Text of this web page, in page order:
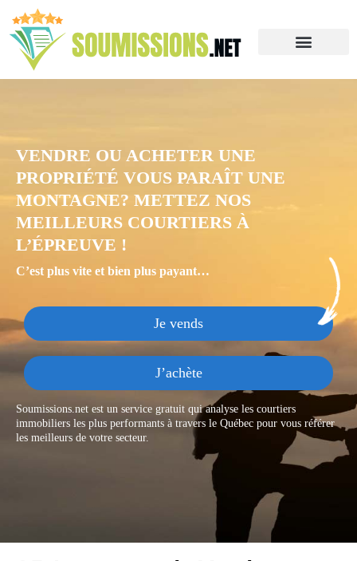
VENDRE OU ACHETER UNE
PROPRIÉTÉ VOUS PARAÎT UNE
MONTAGNE? METTEZ NOS
MEILLEURS COURTIERS À
L’ÉPREUVE !
C’est plus vite et bien plus payant…
Je vends
J’achète
Soumissions.net est un service gratuit qui analyse les courtiers
immobiliers les plus performants à travers le Québec pour vous référer
les meilleurs de votre secteur.